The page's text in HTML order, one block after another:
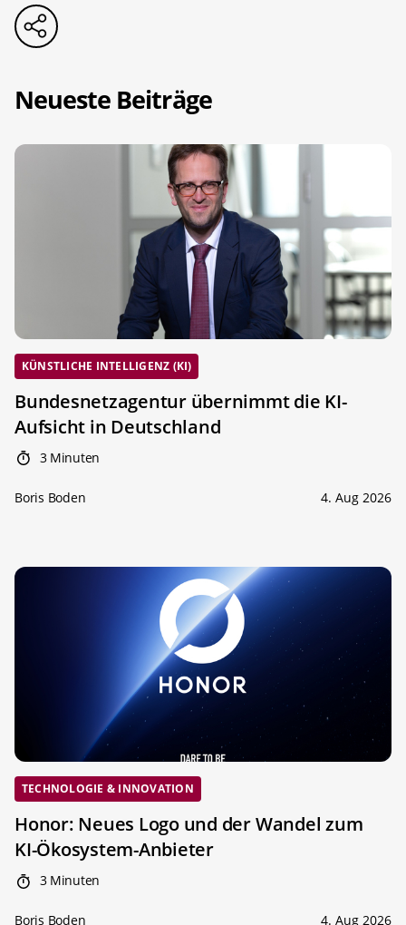
Neueste Beiträge
KÜNSTLICHE INTELLIGENZ (KI)
Bundesnetzagentur übernimmt die KI-
Aufsicht in Deutschland
3 Minuten
Boris Boden 4. Aug 2026
TECHNOLOGIE & INNOVATION
Honor: Neues Logo und der Wandel zum
KI-Ökosystem-Anbieter
3 Minuten
Boris Boden 4. Aug 2026